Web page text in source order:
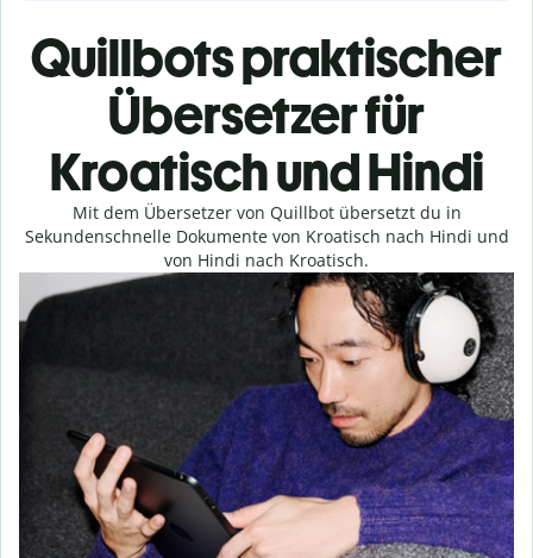
Quillbots praktischer
Übersetzer für
Kroatisch und Hindi
Mit dem Übersetzer von Quillbot übersetzt du in
Sekundenschnelle Dokumente von Kroatisch nach Hindi und
von Hindi nach Kroatisch.